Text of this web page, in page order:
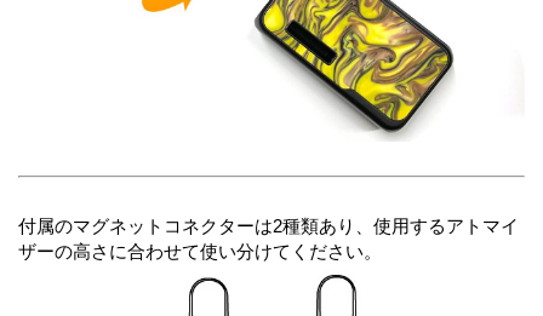
付属のマグネットコネクターは2種類あり、使用するアトマイ
ザーの高さに合わせて使い分けてください。